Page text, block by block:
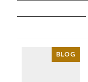
BLOG